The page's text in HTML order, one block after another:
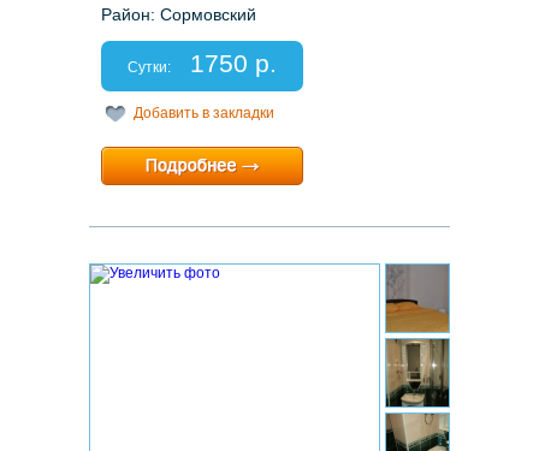
Район: Сормовский
Спальных мест: 2+1
Отчетные документы: есть
Сутки: 1750 р.
Добавить в закладки
Минимальный срок:1 суток
Расчетный час:любой